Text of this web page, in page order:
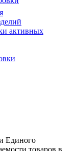
активных
Единого
товаров в